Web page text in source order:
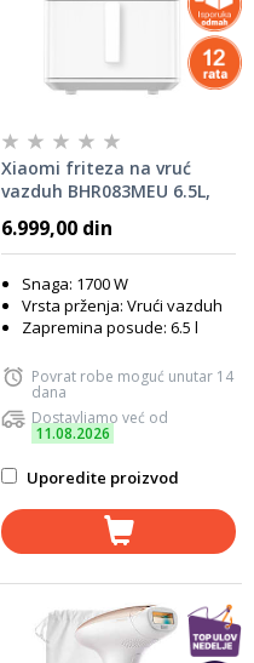
Xiaomi friteza na vruć
vazduh BHR083MEU 6.5L,
6.999,00 din
Snaga: 1700 W
Vrsta prženja: Vrući vazduh
Zapremina posude: 6.5 l
Povrat robe moguć unutar 14
dana
Dostavljamo već od
11.08.2026
Uporedite proizvod